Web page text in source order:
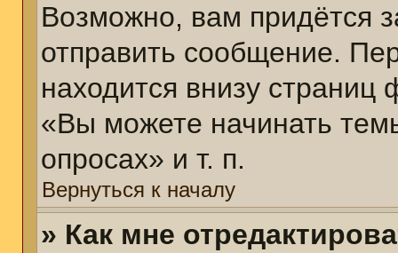
Возможно, вам придётся
отправить сообщение.
находится внизу
«Вы можете начинать
опросах» и т. п.
Вернуться к началу
» Как мне